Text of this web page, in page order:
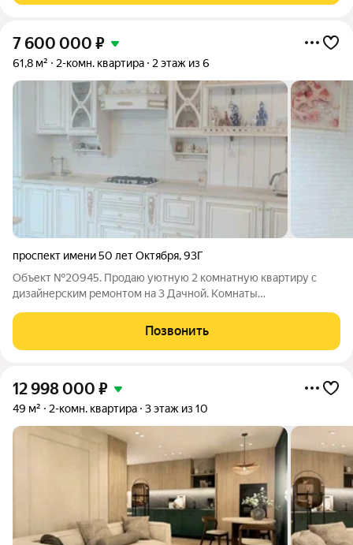
7 600 000 ₽
61,8 м² 2-комн. квартира 2 этаж из 6
проспект имени 50 лет Октября,93Г
Объект №20945. Продаю уютную 2 комнатную квартиру с
дизайнерским ремонтом на 3 Дачной. Комнаты
этим прекрасная шумоизоляция между комнатами. При
проведении ремонта в квартире была произведена
Позвонить
12 998 000 ₽
49 м² 2-комн. квартира 3 этаж из 10